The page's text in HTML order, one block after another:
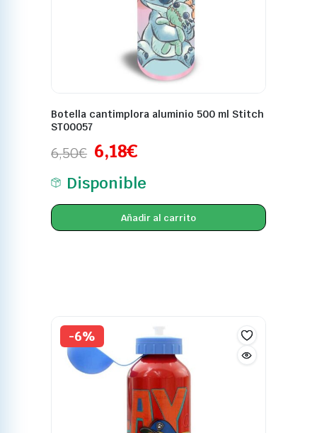
Botella cantimplora aluminio 500 ml Stitch
ST00057
6,50€ 6,18€
Disponible
Añadir al carrito
-6%